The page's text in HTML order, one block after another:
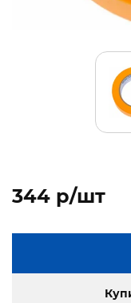
344 p/шт